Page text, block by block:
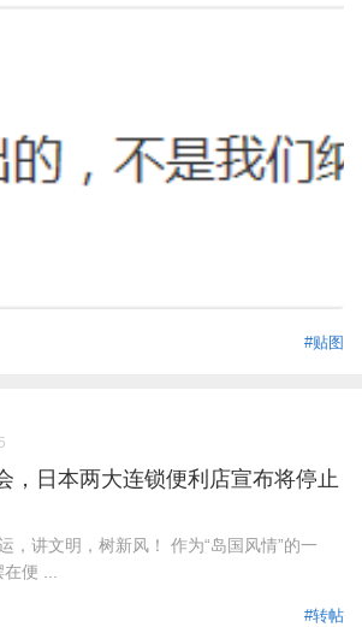
#贴图
，日本两大连锁便利店宣布将停止
，讲文明，树新风！ 作为“岛国风情”的一
便 ...
#转帖